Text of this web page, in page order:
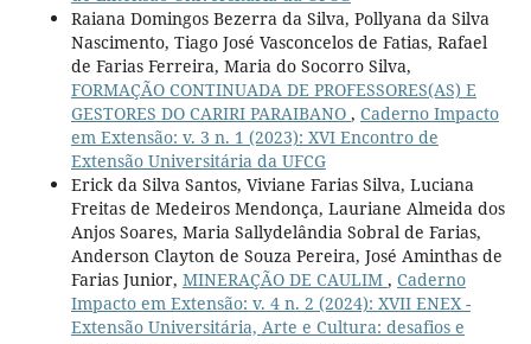
Raiana Domingos Bezerra da Silva, Pollyana da Silva
Nascimento, Tiago José Vasconcelos de Fatias, Rafael
de Farias Ferreira, Maria do Socorro Silva,
FORMAÇÃO CONTINUADA DE PROFESSORES(AS) E
GESTORES DO CARIRI PARAIBANO , Caderno Impacto
em Extensão: v. 3 n. 1 (2023): XVI Encontro de
Extensão Universitária da UFCG
Erick da Silva Santos, Viviane Farias Silva, Luciana
Freitas de Medeiros Mendonça, Lauriane Almeida dos
Anjos Soares, Maria Sallydelândia Sobral de Farias,
Anderson Clayton de Souza Pereira, José Aminthas de
Farias Junior, MINERAÇÃO DE CAULIM , Caderno
Impacto em Extensão: v. 4 n. 2 (2024): XVII ENEX -
Extensão Universitária, Arte e Cultura: desafios e